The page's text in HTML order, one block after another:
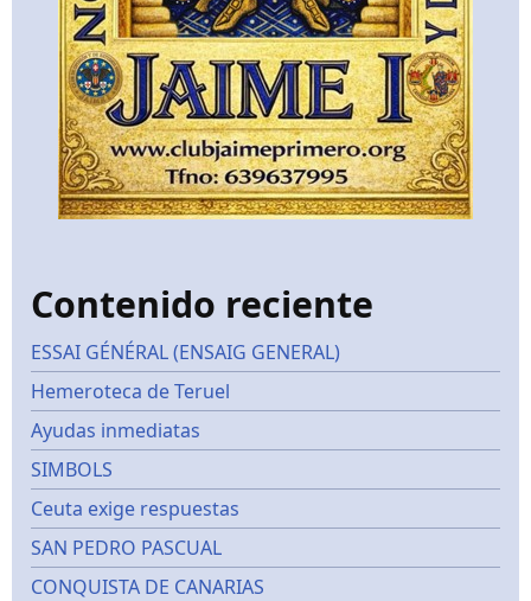
Contenido reciente
ESSAI GÉNÉRAL (ENSAIG GENERAL)
Hemeroteca de Teruel
Ayudas inmediatas
SIMBOLS
Ceuta exige respuestas
SAN PEDRO PASCUAL
CONQUISTA DE CANARIAS